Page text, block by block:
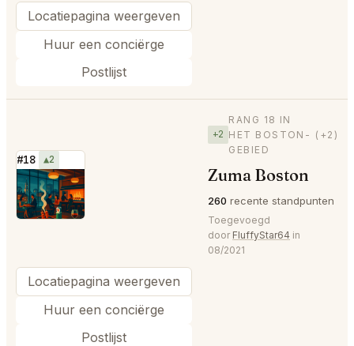
Locatiepagina weergeven
Huur een conciërge
Postlijst
#18 ▲2
⭐
+2
RANG 18 IN
HET BOSTON-
GEBIED
(+2)
Zuma Boston
260 recente standpunten
Toegevoegd
door FluffyStar64 in
08/2021
Locatiepagina weergeven
Huur een conciërge
Postlijst